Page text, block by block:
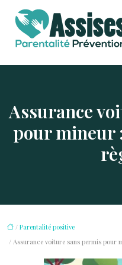
Assurance
pour mineur
/ Parentalité positive
/ Assurance voiture sans permis pour